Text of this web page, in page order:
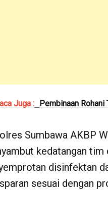
Juga : Pembinaan
Sumbawa AKBP
kedatangan tim
disinfektan
sesuai dengan